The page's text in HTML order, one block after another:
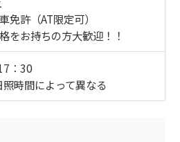
免許（AT限定可）
をお持ちの方大歓迎！！
：30
時間によって異なる